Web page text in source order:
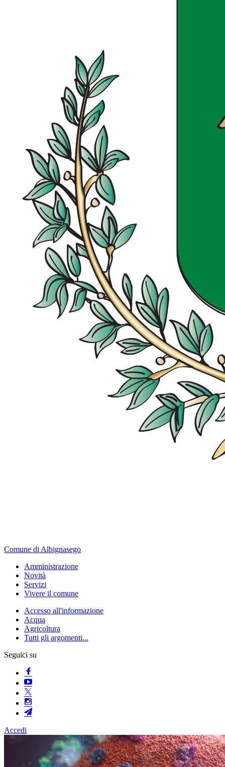
Comune di Albignasego
Amministrazione
Novità
Servizi
Vivere il comune
Accesso all'informazione
Acqua
Agricoltura
Tutti gli argomenti...
Seguici su
Accedi